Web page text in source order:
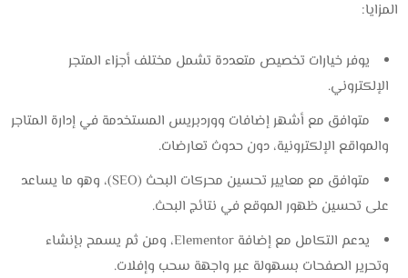
المزايا:
يوفر خيارات تخصيص متعددة تشمل مختلف أجزاء المتجر
الإلكتروني.
متوافق مع أشهر إضافات ووردبريس المستخدمة في إدارة المتاجر
والمواقع الإلكترونية، دون حدوث تعارضات.
متوافق مع معايير تحسين محركات البحث (SEO)، وهو ما يساعد
على تحسين ظهور الموقع في نتائج البحث.
يدعم التكامل مع إضافة Elementor، ومن ثم يسمح بإنشاء
وتحرير الصفحات بسهولة عبر واجهة سحب وإفلات.